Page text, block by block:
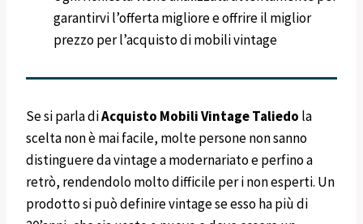
garantirvi l’offerta migliore e offrire il miglior
prezzo per l’acquisto di mobili vintage
Se si parla diAcquisto Mobili VintageTaliedo la
scelta non è mai facile, molte persone non sanno
distinguere da vintage a modernariato e perfino a
retrò, rendendolo molto difficile per i non esperti. Un
prodotto si può definire vintage se esso ha più di